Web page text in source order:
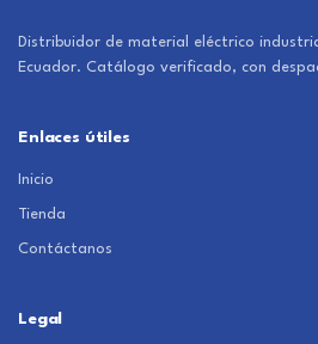
Distribuidor de material eléctrico
Ecuador. Catálogo verificado, con
Enlaces útiles
Inicio
Tienda
Contáctanos
Legal